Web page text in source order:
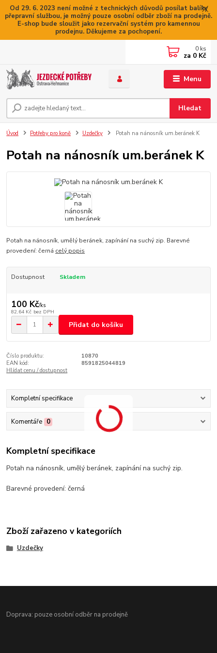
Od 29. 6. 2023 není možné z technických důvodů posílat balíky
přepravní službou, je možný pouze osobní odběr zboží na prodejně.
E-shop bude sloužit jako rezervační systém pro kamennou
prodejnu. Děkujeme za pochopení.
Menu
Hledat
0 ks
za 0 Kč
Úvod Potřeby pro koně Uzdečky Potah na nánosník um.beránek K
Potah na nánosník um.beránek K
Potah na nánosník, umělý beránek, zapínání na suchý zip. Barevné
provedení: černá celý popis
Dostupnost Skladem
100 Kč/ks
82,64 Kč bez DPH
Přidat do košíku
Číslo produktu:
10870
EAN kód:
8591825044819
Hlídat cenu / dostupnost
Kompletní specifikace
Komentáře 0
Kompletní specifikace
Potah na nánosník, umělý beránek, zapínání na suchý zip.
Barevné provedení: černá
Zboží zařazeno v kategoriích
Uzdečky
Doprava: pouze osobní odběr na prodejně